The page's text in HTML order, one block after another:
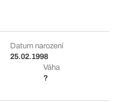
Datum narození
25.02.1998
Váha
?